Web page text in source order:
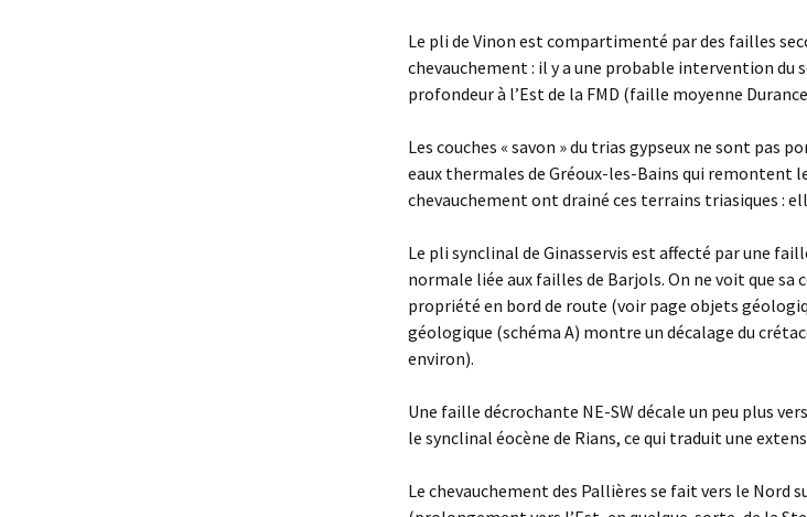
Le pli de Vinon est compartimenté par des failles
chevauchement : il y a une probable intervention du
profondeur à l’Est de la FMD (faille moyenne
Les couches « savon » du trias gypseux ne sont pas
eaux thermales de Gréoux-les-Bains qui remontent
chevauchement ont drainé ces terrains triasiques :
Le pli synclinal de Ginasservis est affecté par une
normale liée aux failles de Barjols. On ne voit que
propriété en bord de route (voir page objets
géologique (schéma A) montre un décalage du
environ).
Une faille décrochante NE-SW décale un peu plus
le synclinal éocène de Rians, ce qui traduit une
Le chevauchement des Pallières se fait vers le Nord